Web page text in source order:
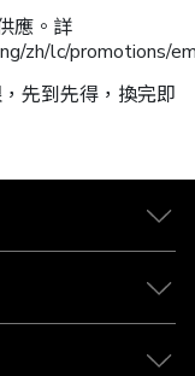
應。詳
zh/lc/promotions/
先到先得，換完即